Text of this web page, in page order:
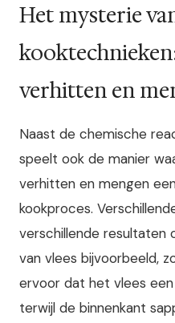
Het mysterie
verhitten en
Naast de chemische
speelt ook de manier
verhitten en mengen
kookproces.
verschillende resultaten
van vlees bijvoorbeeld,
ervoor dat het vlees
terwijl de binnenkant